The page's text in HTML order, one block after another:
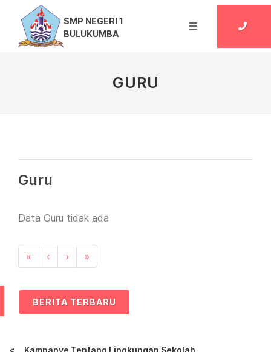
SMP NEGERI 1
BULUKUMBA
GURU
Guru
Data Guru tidak ada
« ‹ › »
BERITA TERBARU
< Kampanye Tentang Lingkungan Sekolah